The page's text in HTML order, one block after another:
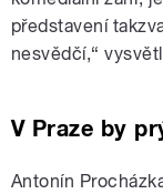
představení
nesvědčí,“
V Praze by
Antonín